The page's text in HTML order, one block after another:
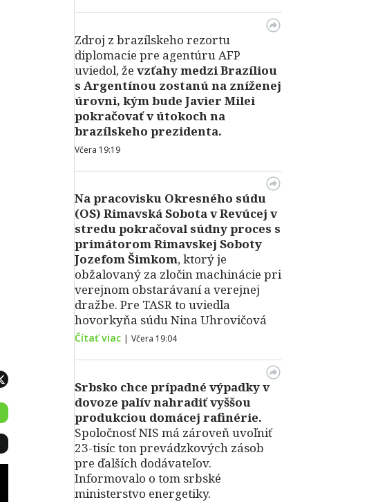
Zdroj z brazílskeho rezortu
diplomacie pre agentúru AFP
uviedol, že vzťahy medzi Brazíliou
s Argentínou zostanú na zníženej
úrovni, kým bude Javier Milei
pokračovať v útokoch na
brazílskeho prezidenta.
Včera 19:19
Na pracovisku Okresného súdu
(OS) Rimavská Sobota v Revúcej v
stredu pokračoval súdny proces s
primátorom Rimavskej Soboty
Jozefom Šimkom, ktorý je
obžalovaný za zločin machinácie pri
verejnom obstarávaní a verejnej
dražbe. Pre TASR to uviedla
hovorkyňa súdu Nina Uhrovičová
Čítať viac | Včera 19:04
Srbsko chce prípadné výpadky v
dovoze palív nahradiť vyššou
produkciou domácej rafinérie.
Spoločnosť NIS má zároveň uvoľniť
23-tisíc ton prevádzkových zásob
pre ďalších dodávateľov.
Informovalo o tom srbské
ministerstvo energetiky.